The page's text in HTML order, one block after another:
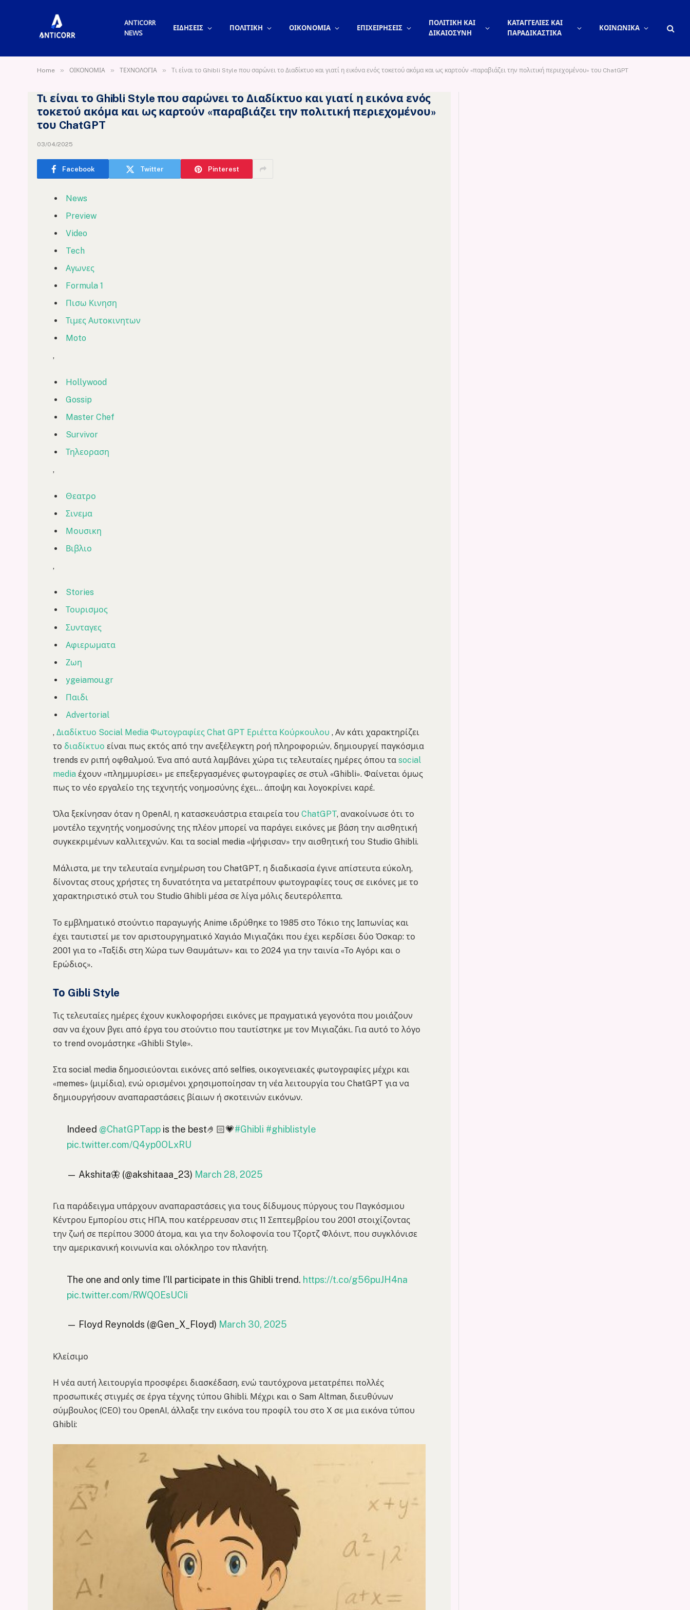
ANTICORR
NEWS
ΕΙΔΗΣΕΙΣ ΠΟΛΙΤΙΚΗ ΟΙΚΟΝΟΜΙΑ ΕΠΙΧΕΙΡΗΣΕΙΣ
ΠΟΛΙΤΙΚΗ ΚΑΙ
ΔΙΚΑΙΟΣΥΝΗ
ΚΑΤΑΓΓΕΛΙΕΣ ΚΑΙ
ΠΑΡΑΔΙΚΑΣΤΙΚΑ
ΚΟΙΝΩΝΙΚΑ
Home » ΟΙΚΟΝΟΜΙΑ » ΤΕΧΝΟΛΟΓΙΑ » Τι είναι το Ghibli Style που σαρώνει το Διαδίκτυο και γιατί η εικόνα ενός τοκετού ακόμα και ως καρτούν «παραβιάζει την πολιτική περιεχομένου» του ChatGPT
Τι είναι το Ghibli Style που σαρώνει το Διαδίκτυο και γιατί η εικόνα ενός
τοκετού ακόμα και ως καρτούν «παραβιάζει την πολιτική περιεχομένου»
του ChatGPT
03/04/2025
Facebook Twitter Pinterest
News
Preview
Video
Tech
Αγωνες
Formula 1
Πισω Κινηση
Τιμες Αυτοκινητων
Moto
,
Hollywood
Gossip
Master Chef
Survivor
Τηλεοραση
,
Θεατρο
Σινεμα
Μουσικη
Βιβλιο
,
Stories
Τουρισμος
Συνταγες
Αφιερωματα
Ζωη
ygeiamou.gr
Παιδι
Advertorial
, Διαδίκτυο Social Media Φωτογραφίες Chat GPT Εριέττα Κούρκουλου , Αν κάτι χαρακτηρίζει
το διαδίκτυο είναι πως εκτός από την ανεξέλεγκτη ροή πληροφοριών, δημιουργεί παγκόσμια
trends εν ριπή οφθαλμού. Ένα από αυτά λαμβάνει χώρα τις τελευταίες ημέρες όπου τα social
media έχουν «πλημμυρίσει» με επεξεργασμένες φωτογραφίες σε στυλ «Ghibli». Φαίνεται όμως
πως το νέο εργαλείο της τεχνητής νοημοσύνης έχει… άποψη και λογοκρίνει καρέ.
Όλα ξεκίνησαν όταν η OpenAI, η κατασκευάστρια εταιρεία του ChatGPT, ανακοίνωσε ότι το
μοντέλο τεχνητής νοημοσύνης της πλέον μπορεί να παράγει εικόνες με βάση την αισθητική
συγκεκριμένων καλλιτεχνών. Και τα social media «ψήφισαν» την αισθητική του Studio Ghibli.
Μάλιστα, με την τελευταία ενημέρωση του ChatGPT, η διαδικασία έγινε απίστευτα εύκολη,
δίνοντας στους χρήστες τη δυνατότητα να μετατρέπουν φωτογραφίες τους σε εικόνες με το
χαρακτηριστικό στυλ του Studio Ghibli μέσα σε λίγα μόλις δευτερόλεπτα.
Το εμβληματικό στούντιο παραγωγής Anime ιδρύθηκε το 1985 στο Τόκιο της Ιαπωνίας και
έχει ταυτιστεί με τον αριστουργηματικό Χαγιάο Μιγιαζάκι που έχει κερδίσει δύο Όσκαρ: το
2001 για το «Ταξίδι στη Χώρα των Θαυμάτων» και το 2024 για την ταινία «Το Αγόρι και ο
Ερώδιος».
Το Gibli Style
Τις τελευταίες ημέρες έχουν κυκλοφορήσει εικόνες με πραγματικά γεγονότα που μοιάζουν
σαν να έχουν βγει από έργα του στούντιο που ταυτίστηκε με τον Μιγιαζάκι. Για αυτό το λόγο
το trend ονομάστηκε «Ghibli Style».
Στα social media δημοσιεύονται εικόνες από selfies, οικογενειακές φωτογραφίες μέχρι και
«memes» (μιμίδια), ενώ ορισμένοι χρησιμοποίησαν τη νέα λειτουργία του ChatGPT για να
δημιουργήσουν αναπαραστάσεις βίαιων ή σκοτεινών εικόνων.
Indeed @ChatGPTappis the best🤌🏻💗#Ghibli #ghiblistyle
pic.twitter.com/Q4yp0OLxRU
— Akshita🦋 (@akshitaaa_23) March 28, 2025
Για παράδειγμα υπάρχουν αναπαραστάσεις για τους δίδυμους πύργους του Παγκόσμιου
Κέντρου Εμπορίου στις ΗΠΑ, που κατέρρευσαν στις 11 Σεπτεμβρίου του 2001 στοιχίζοντας
την ζωή σε περίπου 3000 άτομα, και για την δολοφονία του Τζορτζ Φλόιντ, που συγκλόνισε
την αμερικανική κοινωνία και ολόκληρο τον πλανήτη.
The one and only time I’ll participate in this Ghibli trend. https://t.co/g56puJH4na
pic.twitter.com/RWQOEsUCIi
— Floyd Reynolds (@Gen_X_Floyd) March 30, 2025
Κλείσιμο
Η νέα αυτή λειτουργία προσφέρει διασκέδαση, ενώ ταυτόχρονα μετατρέπει πολλές
προσωπικές στιγμές σε έργα τέχνης τύπου Ghibli. Μέχρι και ο Sam Altman, διευθύνων
σύμβουλος (CEO) του OpenAI, άλλαξε την εικόνα του προφίλ του στο X σε μια εικόνα τύπου
Ghibli: